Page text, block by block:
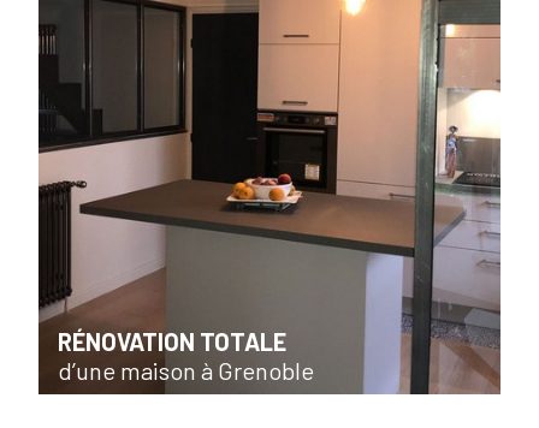
RÉNOVATION TOTALE
d’une maison à Grenoble